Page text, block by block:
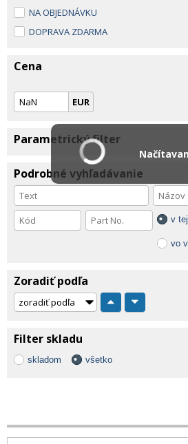
NA OBJEDNÁVKU
DOPRAVA ZDARMA
Cena
EUR
Parametrický filter
Podrobné vyhľadávanie
v
vo
Zoradiť podľa
Filter skladu
skladom všetko